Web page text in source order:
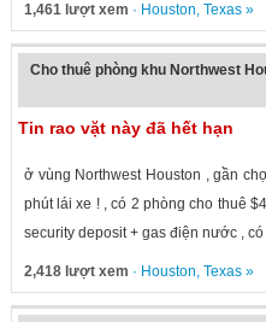
1,461 lượt xem · Houston, Texas»
Cho thuê phòng khu Northwest
Tin rao vặt này đã hết hạn
ở vùng Northwest Houston , gần
phút lái xe ! , có 2 phòng cho thuê
security deposit + gas điện nước ,
2,418 lượt xem · Houston, Texas»